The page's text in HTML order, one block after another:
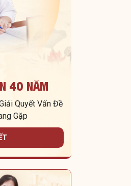
40 Năm
Quyết Vấn Đề
Gặp